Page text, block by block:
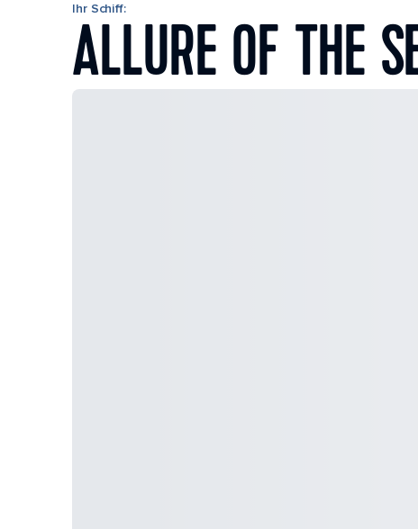
Ihr Schiff:
ALLURE OF THE